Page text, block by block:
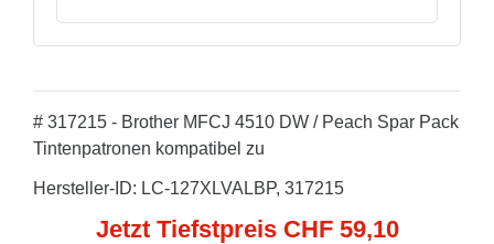
# 317215 - Brother MFCJ 4510 DW / Peach Spar Pack
Tintenpatronen kompatibel zu
Hersteller-ID: LC-127XLVALBP, 317215
Jetzt Tiefstpreis CHF 59,10